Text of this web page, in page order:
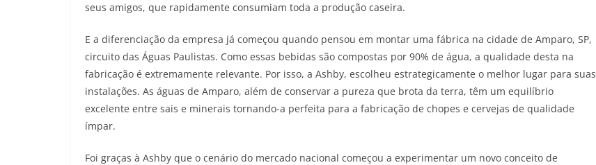
seus amigos, que rapidamente consumiam toda a produção caseira.
E a diferenciação da empresa já começou quando pensou em montar uma fábrica na cidade de Amparo, SP,
circuito das Águas Paulistas. Como essas bebidas são compostas por 90% de água, a qualidade desta na
fabricação é extremamente relevante. Por isso, a Ashby, escolheu estrategicamente o melhor lugar para suas
instalações. As águas de Amparo, além de conservar a pureza que brota da terra, têm um equilíbrio
excelente entre sais e minerais tornando-a perfeita para a fabricação de chopes e cervejas de qualidade
ímpar.
Foi graças à Ashby que o cenário do mercado nacional começou a experimentar um novo conceito de